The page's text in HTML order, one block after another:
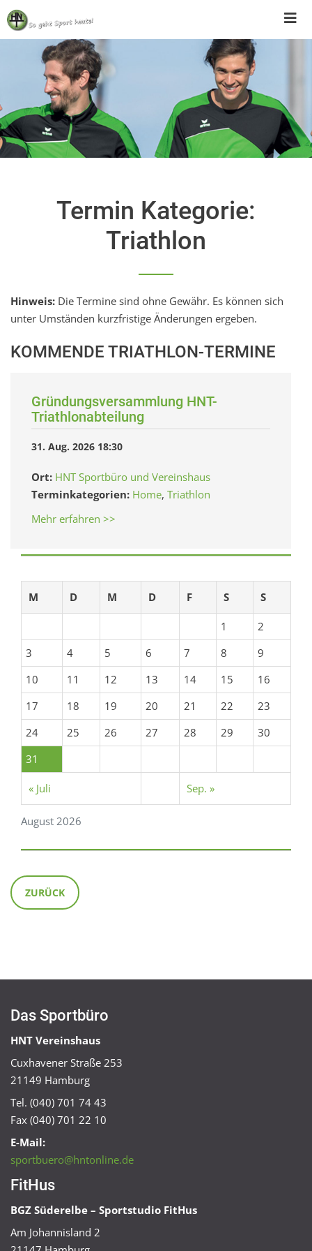
Skip
to
content
Termin Kategorie:
Triathlon
Hinweis: Die Termine sind ohne Gewähr. Es können sich
unter Umständen kurzfristige Änderungen ergeben.
KOMMENDE TRIATHLON-TERMINE
Gründungsversammlung HNT-
Triathlonabteilung
31. Aug. 2026 18:30
Ort: HNT Sportbüro und Vereinshaus
Terminkategorien: Home, Triathlon
Mehr erfahren >>
August 2026
M D M D F S S
1
2
3
4 5 6 7 8
9
10
11 12 13 14 15
16
17
18 19 20 21 22
23
24
25 26 27 28 29
30
31
« Juli Sep. »
ZURÜCK
Das Sportbüro
HNT Vereinshaus
Cuxhavener Straße 253
21149 Hamburg
Tel. (040) 701 74 43
Fax (040) 701 22 10
E-Mail:
sportbuero@hntonline.de
FitHus
BGZ Süderelbe – Sportstudio FitHus
Am Johannisland 2